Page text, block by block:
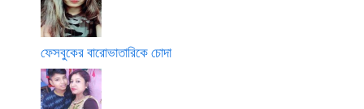
ফেসবুকের বারোভাতারিকে চোদা